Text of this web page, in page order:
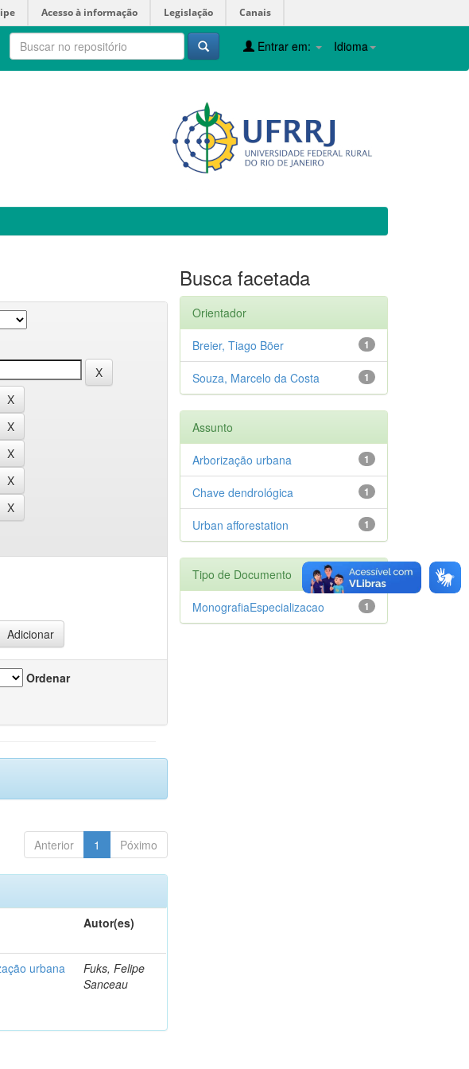
Acesso à informação Legislação Canais
Idioma
Entrar em:
Ordenar
Anterior 1 Póximo
Autor(es)
urbana
Fuks, Felipe
Sanceau
Busca facetada
Orientador
1
Breier, Tiago Böer
1
Souza, Marcelo da Costa
Assunto
1
Arborização urbana
1
Chave dendrológica
1
Urban afforestation
Tipo de Documento
1
MonografiaEspecializacao